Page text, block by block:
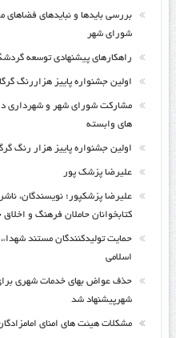
بررسی بایدها و نبایدهای
شورای شهر
راهکارهای پیشنهادی توسعه
اولین جشنواره پاییز هزاررنگ
مشارکت شورای شهر و شهرداری
های وابسته
اولین جشنواره پاییز هزار رنگ
علیرضا پزشک پور
علیرضا پزشکپور؛ نویسندگان،
کتابخوانان حاملان فرهنگ و اخلاق
حمایت تولیدکنندگان مستند
اسلامی
حذف عواض بهای خدمات شهری
شهرپیشنهاد شد
مشکلات هیئت های امنای